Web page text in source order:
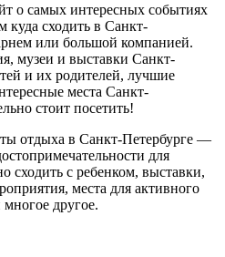
о самых интересных событиях
куда сходить в Санкт-
или большой компанией.
музеи и выставки Санкт-
и их родителей, лучшие
места Санкт-
стоит посетить!
отдыха в Санкт-Петербурге —
для
сходить с ребенком, выставки,
места для активного
другое.